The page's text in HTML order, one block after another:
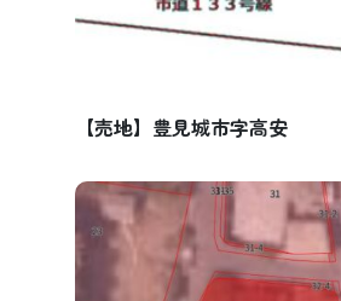
【売地】豊見城市字高安